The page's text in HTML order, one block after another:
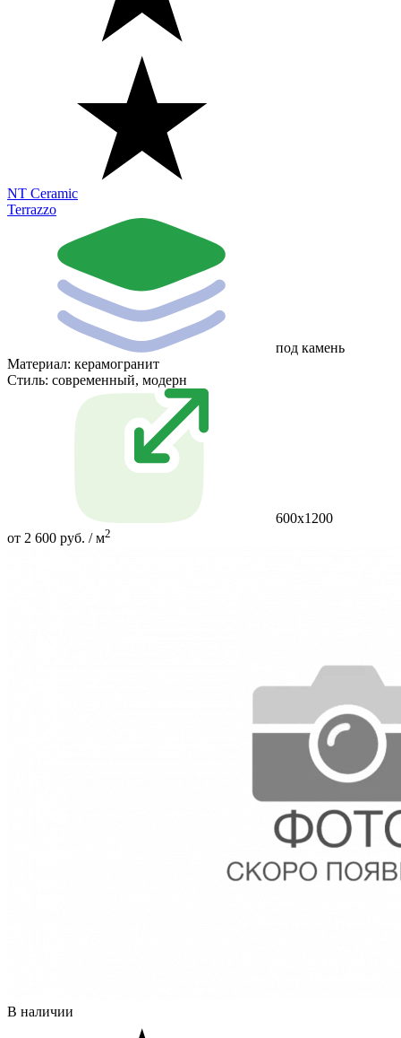
NT Ceramic
Terrazzo
под камень
Материал: керамогранит
Стиль: современный, модерн
600x1200
от 2 600 руб. / м2
В наличии